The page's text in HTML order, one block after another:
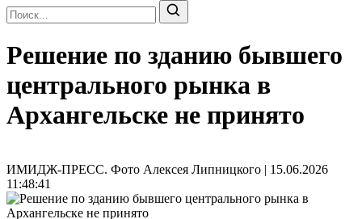
Решение по зданию бывшего
центрального рынка в
Архангельске не принято
ИМИДЖ-ПРЕСС. Фото Алексея Липницкого | 15.06.2026
11:48:41